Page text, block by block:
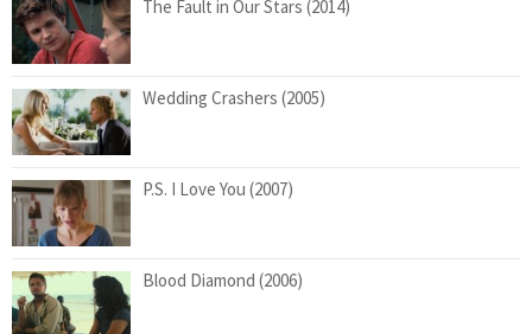
The Fault in Our Stars (2014)
Wedding Crashers (2005)
P.S. I Love You (2007)
Blood Diamond (2006)